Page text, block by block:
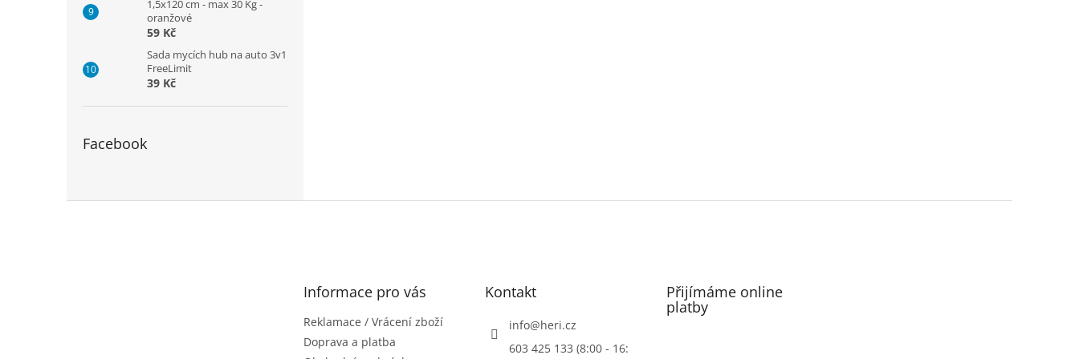
1,5x120 cm - max 30 Kg -
oranžové
59 Kč
Sada mycích hub na auto 3v1
FreeLimit
39 Kč
Facebook
Informace pro vás
Reklamace / Vrácení zboží
Doprava a platba
Kontakt
info@heri.cz
603 425 133 (8:00 - 16:
Přijímáme online
platby